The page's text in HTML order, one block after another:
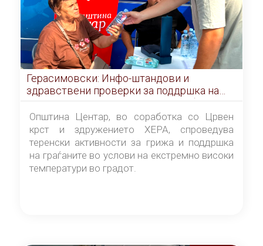
Герасимовски: Инфо-штандови и
здравствени проверки за поддршка на
граѓаните во услови на топлотен бран
Општина Центар, во соработка со Црвен
крст и здружението ХЕРА, спроведува
теренски активности за грижа и поддршка
на граѓаните во услови на екстремно високи
температури во градот.